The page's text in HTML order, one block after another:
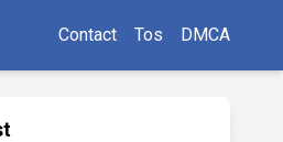
Contact Tos DMCA